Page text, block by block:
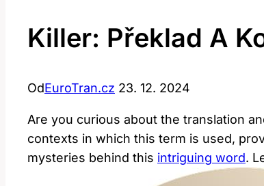
Killer: Překlad A
OdEuroTran.cz 23. 12. 2024
Are you curious about the translation
contexts in which this term is used,
mysteries behind this intriguing word.